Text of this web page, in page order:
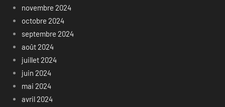
novembre 2024
octobre 2024
septembre 2024
août 2024
juillet 2024
juin 2024
mai 2024
avril 2024